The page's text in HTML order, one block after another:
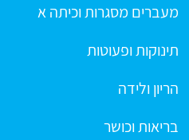
מעברים מסגרות וכיתה א
תינוקות ופעוטות
הריון ולידה
בריאות וכושר